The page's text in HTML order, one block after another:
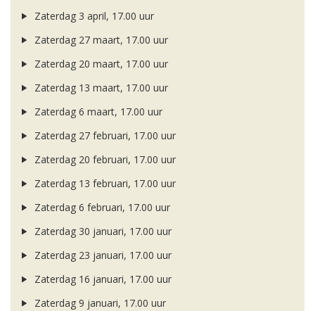
Zaterdag 3 april, 17.00 uur
Zaterdag 27 maart, 17.00 uur
Zaterdag 20 maart, 17.00 uur
Zaterdag 13 maart, 17.00 uur
Zaterdag 6 maart, 17.00 uur
Zaterdag 27 februari, 17.00 uur
Zaterdag 20 februari, 17.00 uur
Zaterdag 13 februari, 17.00 uur
Zaterdag 6 februari, 17.00 uur
Zaterdag 30 januari, 17.00 uur
Zaterdag 23 januari, 17.00 uur
Zaterdag 16 januari, 17.00 uur
Zaterdag 9 januari, 17.00 uur